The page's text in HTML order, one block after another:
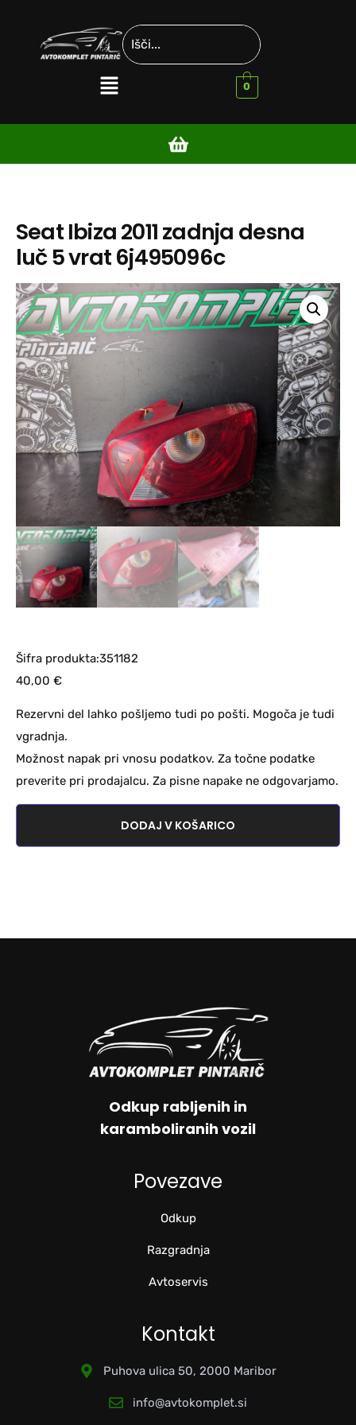
0
Seat Ibiza 2011 zadnja desna
luč 5 vrat 6j495096c
Šifra produkta:351182
40,00 €
Rezervni del lahko pošljemo tudi po pošti. Mogoča je tudi
vgradnja.
Možnost napak pri vnosu podatkov. Za točne podatke
preverite pri prodajalcu. Za pisne napake ne odgovarjamo.
DODAJ V KOŠARICO
Odkup rabljenih in
karamboliranih vozil
Povezave
Odkup
Razgradnja
Avtoservis
Kontakt
Puhova ulica 50, 2000 Maribor
info@avtokomplet.si